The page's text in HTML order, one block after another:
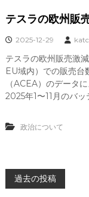
テスラの欧州販
2025-12-29
テスラの欧州販売激
EU域内）での販売台
（ACEA）のデータ
2025年1〜11月のバ
政治について
投
過去の投稿